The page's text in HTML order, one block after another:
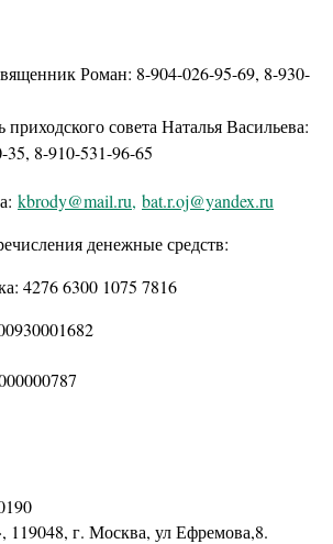
Роман: 8-904-026-95-69, 8-930-
приходского совета Наталья Васильева:
35, 8-910-531-96-65
kbrody@mail.ru, bat.r.oj@yandex.ru
денежные средств:
4276 6300 1075 7816
г. Москва, ул Ефремова,8.